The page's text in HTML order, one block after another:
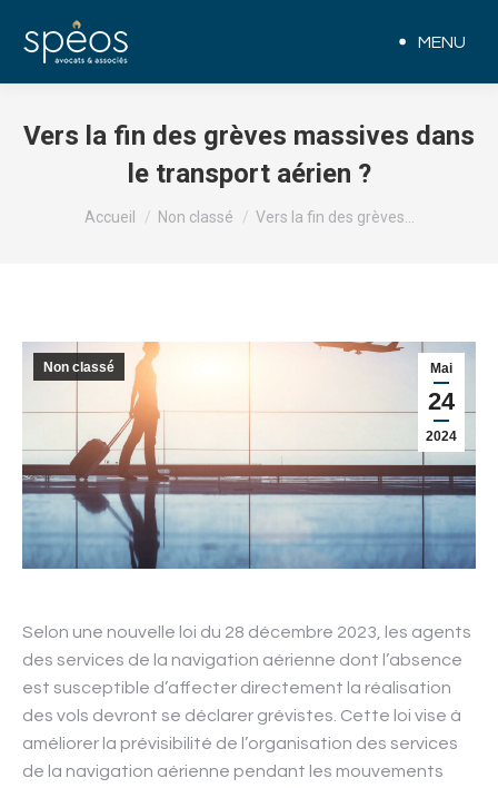
MENU
Vers la fin des grèves massives dans
le transport aérien ?
Accueil Non classé Vers la fin des grèves…
Mai
24
2024
Non classé
Selon une nouvelle loi du 28 décembre 2023, les agents
des services de la navigation aérienne dont l’absence
est susceptible d’affecter directement la réalisation
des vols devront se déclarer grévistes. Cette loi vise à
améliorer la prévisibilité de l’organisation des services
de la navigation aérienne pendant les mouvements